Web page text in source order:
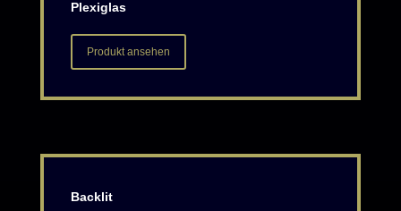
Plexiglas
Produkt ansehen
Backlit